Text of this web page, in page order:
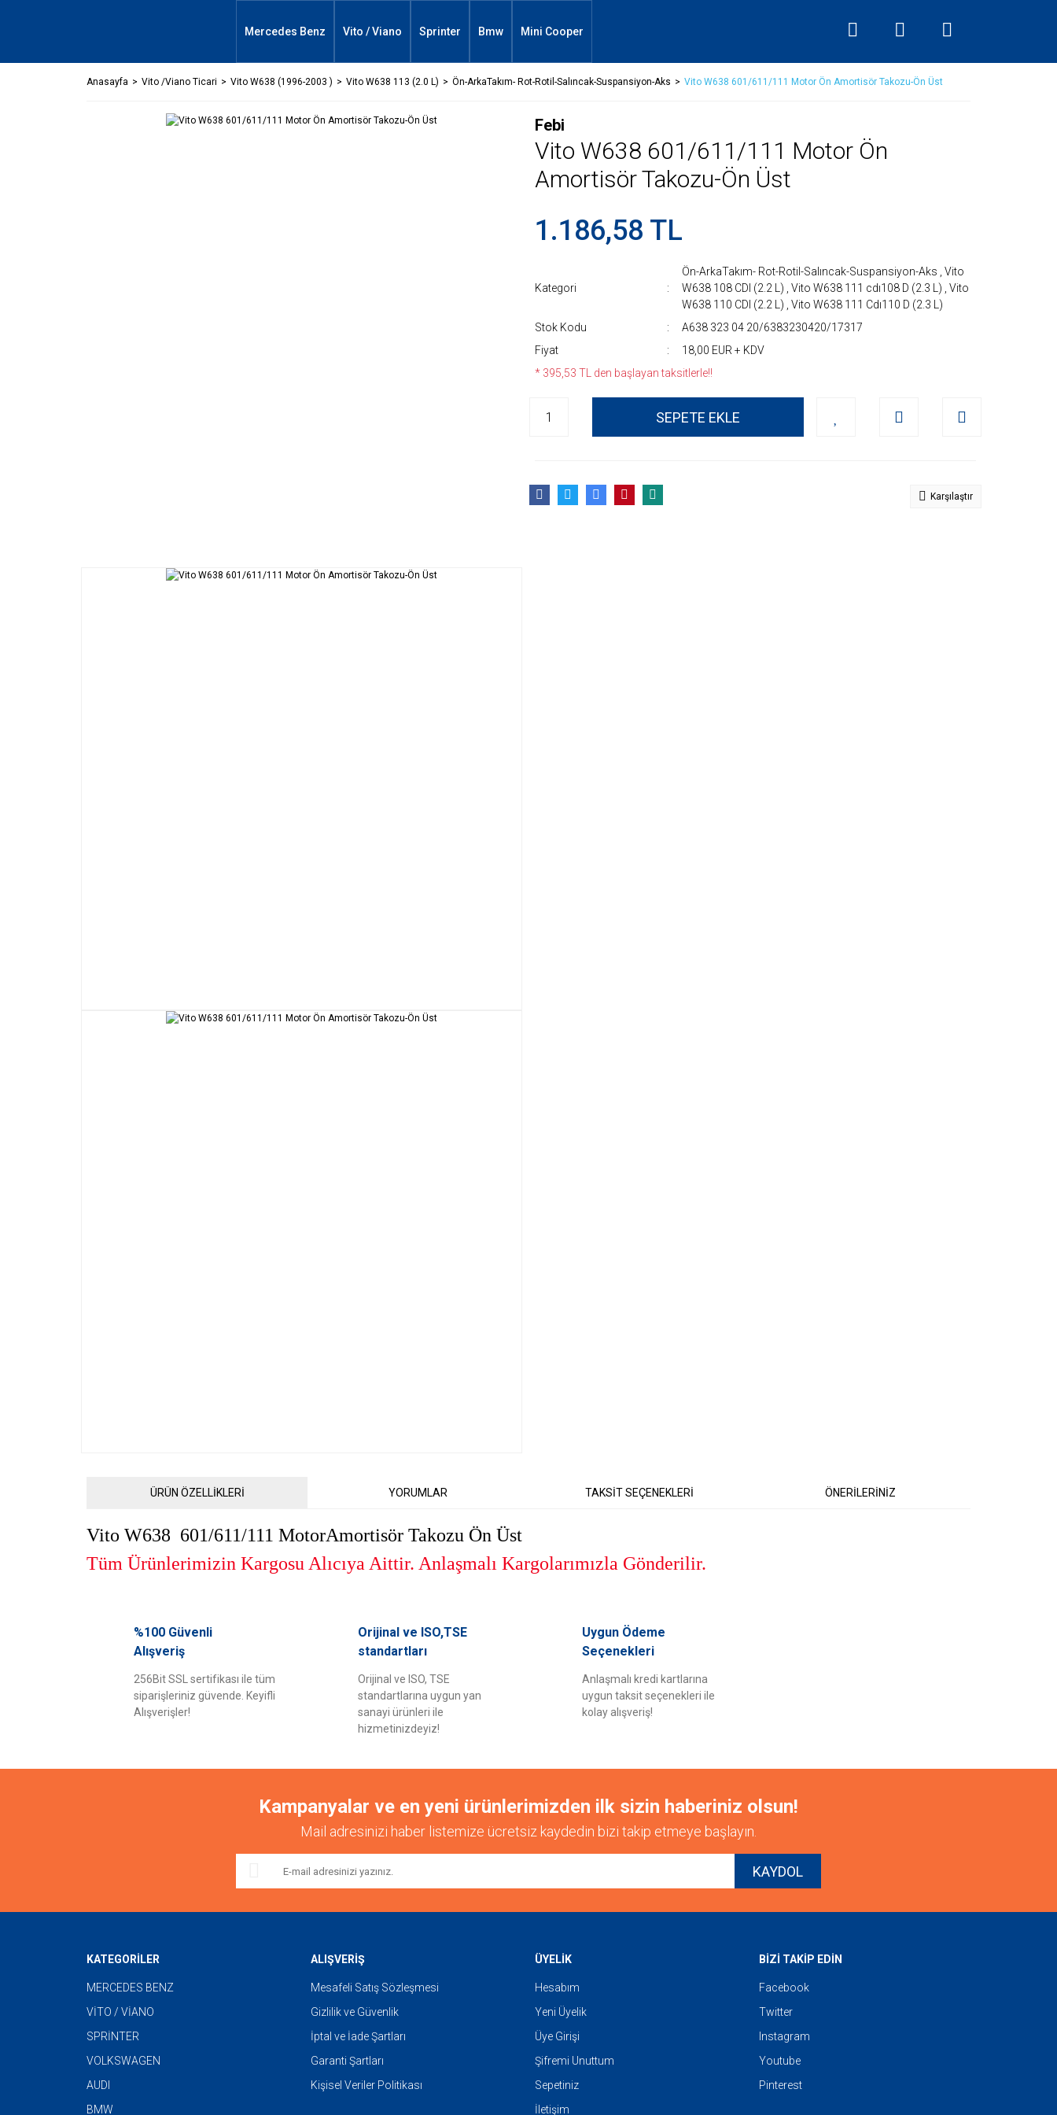
Mercedes Benz Vito / Viano Sprinter Bmw Mini Cooper
Anasayfa Vito /Viano Ticari Vito W638 (1996-2003 ) Vito W638 113 (2.0 L) Ön-ArkaTakım- Rot-Rotil-Salıncak-Suspansiyon-Aks Vito W638 601/611/111 Motor Ön Amortisör Takozu-Ön Üst
Febi
Vito W638 601/611/111 Motor Ön
Amortisör Takozu-Ön Üst
1.186,58 TL
Kategori
Ön-ArkaTakım- Rot-Rotil-Salıncak-Suspansiyon-Aks ,Vito
W638 108 CDI (2.2 L)
,Vito W638 111 cdı108 D (2.3 L) ,Vito
W638 110 CDI (2.2 L)
,Vito W638 111 Cdı110 D (2.3 L)
Stok Kodu
A638 323 04 20/6383230420/17317
Fiyat
18,00 EUR + KDV
* 395,53 TL den başlayan taksitlerle!!
SEPETE EKLE
Karşılaştır
ÜRÜN ÖZELLİKLERİ YORUMLAR TAKSİT SEÇENEKLERİ ÖNERİLERİNİZ
Vito W638 601/611/111 MotorAmortisör Takozu Ön Üst
Tüm Ürünlerimizin Kargosu Alıcıya Aittir. Anlaşmalı Kargolarımızla Gönderilir.
Bu ürüne ilk yorumu siz yapın!
Görüş ve önerileriniz için teşekkür ederiz.
Ürün bilgilerinde hatalar bulunuyor.
Gönder
%100 Güvenli
Alışveriş
256Bit SSL sertifikası ile tüm
siparişleriniz güvende. Keyifli
Alışverişler!
Orijinal ve ISO,TSE
standartları
Orijinal ve ISO, TSE
standartlarına uygun yan
sanayi ürünleri ile
hizmetinizdeyiz!
Uygun Ödeme
Seçenekleri
Anlaşmalı kredi kartlarına
uygun taksit seçenekleri ile
kolay alışveriş!
Kampanyalar ve en yeni ürünlerimizden ilk sizin haberiniz olsun!
Mail adresinizi haber listemize ücretsiz kaydedin bizi takip etmeye başlayın.
KAYDOL
KATEGORİLER
MERCEDES BENZ
VİTO / VİANO
SPRİNTER
VOLKSWAGEN
AUDI
BMW
ALIŞVERİŞ
Mesafeli Satış Sözleşmesi
Gizlilik ve Güvenlik
İptal ve İade Şartları
Garanti Şartları
Kişisel Veriler Politikası
ÜYELİK
Hesabım
Yeni Üyelik
Üye Girişi
Şifremi Unuttum
Sepetiniz
İletişim
BİZİ TAKİP EDİN
Facebook
Twitter
Instagram
Youtube
Pinterest